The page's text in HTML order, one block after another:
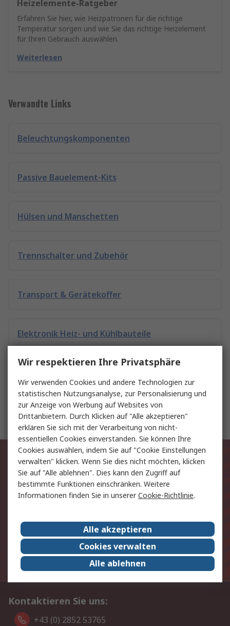
Heizelemente-Ratgeber
Erfahren Sie hier, wie Heizpatronen für die richtige
Temperatur sorgen und wie Sie das richtige Heizelement
für Ihren Gebrauch auswählen.
Weiterlesen
Verwandte Links
Beleuchtungskomponenten
Passive Bauelement-Kits
Hülsen und Manschetten
Trennschalter und Zubehör
Transport & Gerätekoffer
Elektronik Heiz- und Kühlbauteile
Transportwagen und Hebetische
Exklusiv für Sie unsere neuesten
Produkte und Angebote
E-Mail-Anschrift
Anmelden
Die personenbezogenen Daten, die Sie uns bei
Anmeldung zur Verfügung stellen, werden gemäß der
Datenschutzerklärungverarbeitet.
Kontaktieren Sie uns:
+43 (0) 2852 53765
Wir respektieren Ihre Privatsphäre
Wir verwenden Cookies und andere Technologien zur
statistischen Nutzungsanalyse, zur Personalisierung und
zur Anzeige von Werbung auf Websites von
Drittanbietern. Durch Klicken auf "Alle akzeptieren"
erklären Sie sich mit der Verarbeitung von nicht-
essentiellen Cookies einverstanden. Sie können Ihre
Cookies auswählen, indem Sie auf "Cookie Einstellungen
verwalten" klicken. Wenn Sie dies nicht möchten, klicken
Sie auf "Alle ablehnen". Dies kann den Zugriff auf
bestimmte Funktionen einschränken. Weitere
Informationen finden Sie in unsererCookie-Richtlinie.
Alle akzeptieren
Cookies verwalten
Alle ablehnen